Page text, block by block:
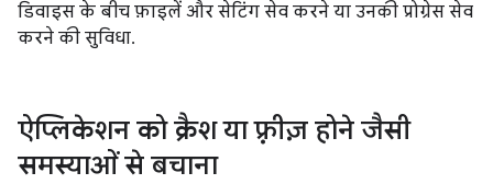
डिवाइस के बीच फ़ाइलें और सेटिंग सेव करने या उनकी प्रोग्रेस सेव
करने की सुविधा.
ऐप्लिकेशन को क्रैश या फ़्रीज़ होने जैसी
समस्याओं से बचाना